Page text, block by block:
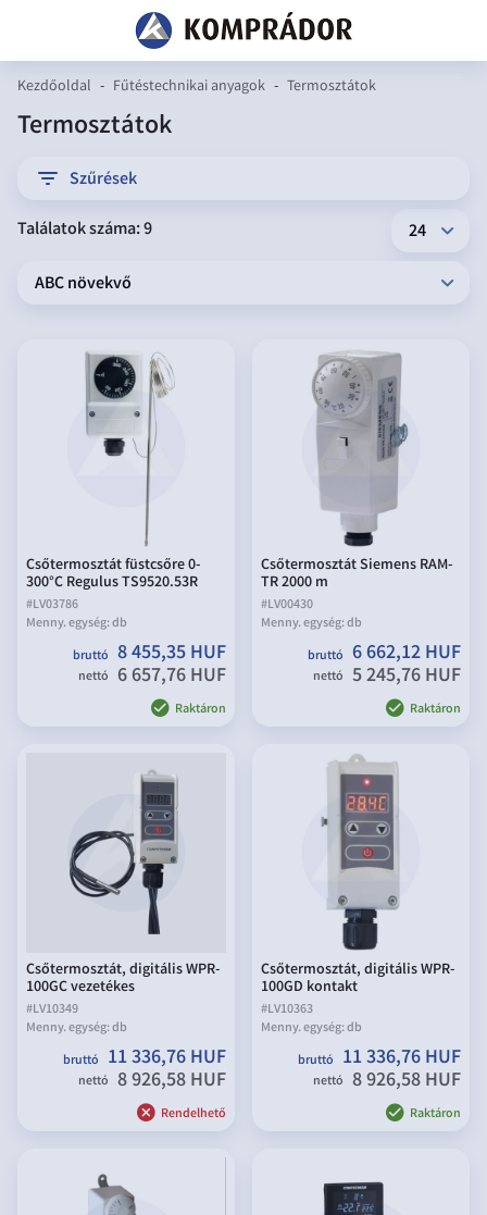
Kezdőoldal - Fűtéstechnikai anyagok - Termosztátok
Termosztátok
Találatok száma: 9
Csőtermosztát füstcsőre 0-
300°C Regulus TS9520.53R
#LV03786
Menny. egység:db
bruttó 8 455,35 HUF
nettó 6 657,76 HUF
Raktáron
Csőtermosztát Siemens RAM-
TR 2000 m
#LV00430
Menny. egység:db
bruttó 6 662,12 HUF
nettó 5 245,76 HUF
Raktáron
Csőtermosztát, digitális WPR-
100GC vezetékes
#LV10349
Menny. egység:db
bruttó 11 336,76 HUF
nettó 8 926,58 HUF
Rendelhető
Csőtermosztát, digitális WPR-
100GD kontakt
#LV10363
Menny. egység:db
bruttó 11 336,76 HUF
nettó 8 926,58 HUF
Raktáron
filter Szűrések